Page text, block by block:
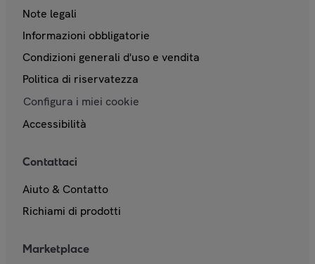
Note legali
Informazioni obbligatorie
Condizioni generali d'uso e vendita
Politica di riservatezza
Configura i miei cookie
Accessibilità
Contattaci
Aiuto & Contatto
Richiami di prodotti
Marketplace